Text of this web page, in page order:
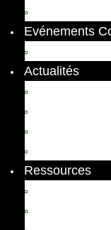
Evénements
Actualités
Ressources